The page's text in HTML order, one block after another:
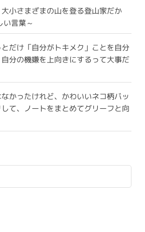
小さまざまの山を登る登山家だか
い言葉～
だけ「自分がトキメク」ことを自分
分の機嫌を上向きにするって大事だ
かったけれど、かわいいネコ柄バッ
て、ノートをまとめてグリーフと向